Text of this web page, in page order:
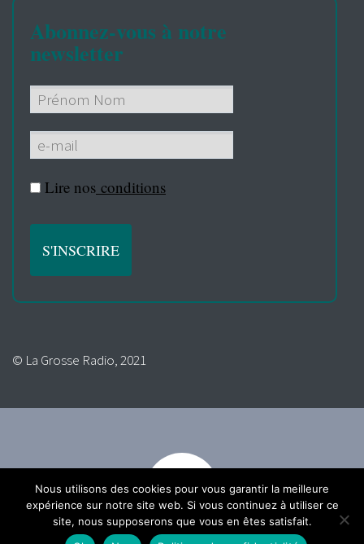
Abonnez-vous à notre
newsletter
Lire nos conditions
© La Grosse Radio, 2021
Nous utilisons des cookies pour vous garantir la meilleure
expérience sur notre site web. Si vous continuez à utiliser ce
site, nous supposerons que vous en êtes satisfait.